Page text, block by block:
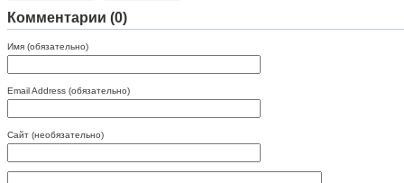
Комментарии (0)
Имя (обязательно)
Email Address (обязательно)
Сайт (необязательно)